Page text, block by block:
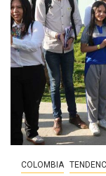
COLOMBIA